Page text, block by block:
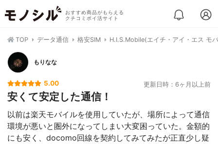
おすすめ商品がもらえる
クチコミポイ活サイト
TOP データ通信 格安SIM H.I.S.Mobile(エイチ・アイ・エス モ
もりなな
5.00 更新日時：6ヶ月以上前
安くて安定した通信！
以前は楽天モバイルを使用していたが、場所によって通信
環境が悪いと圏外になってしまい大変困っていた。金額的
にも安く、docomo回線を契約してみてみたが正直少し疑